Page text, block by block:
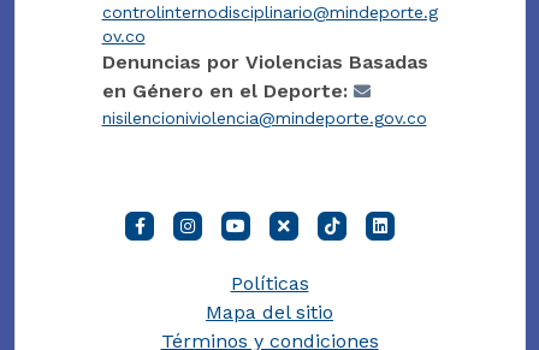
controlinternodisciplinario@mindeporte.g
ov.co
Denuncias por Violencias Basadas
en Género en el Deporte:
nisilencioniviolencia@mindeporte.gov.co
Políticas
Mapa del sitio
Términos y condiciones